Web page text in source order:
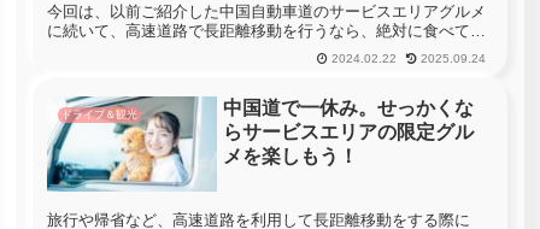
今回は、以前ご紹介した中国自動車道のサービスエリアグルメ
に続いて、高速道路で長距離移動を行うなら、絶対に食べてお
きたいサービスエリアの『地元グルメ』第二弾をご紹介してい
きたいと思います。前回は、中国地方の内陸部を縦断するよう
2024.02.22 2025.09.24
ドライブ＆観光
中国道で一休み。せっかくな
らサービスエリアの限定グル
メを楽しもう！
旅行や帰省など、高速道路を利用して長距離移動をする際に